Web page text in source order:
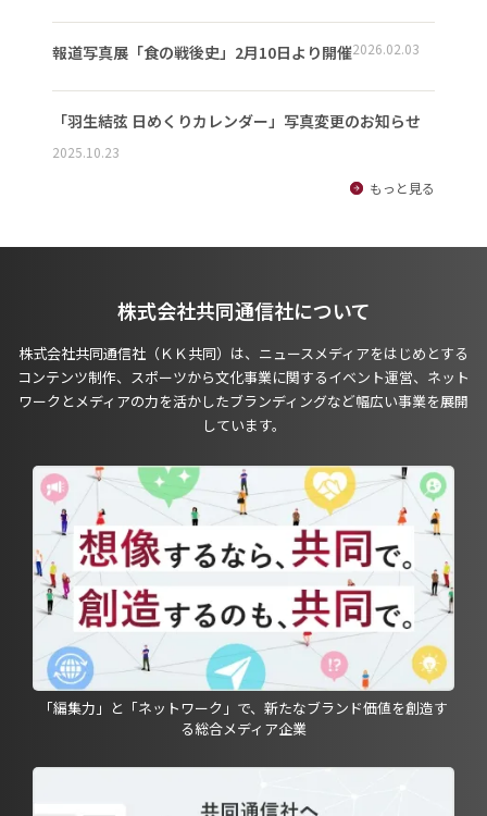
報道写真展「食の戦後史」2月10日より開催2026.02.03
「羽生結弦 日めくりカレンダー」写真変更のお知らせ
2025.10.23
もっと見る
株式会社共同通信社について
株式会社共同通信社（ＫＫ共同）は、ニュースメディアをはじめとする
コンテンツ制作、スポーツから文化事業に関するイベント運営、ネット
ワークとメディアの力を活かしたブランディングなど幅広い事業を展開
しています。
「編集力」と「ネットワーク」で、新たなブランド価値を創造す
る総合メディア企業